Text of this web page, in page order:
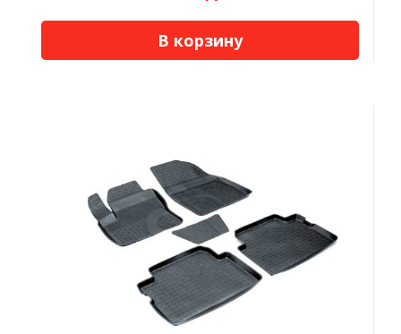
В корзину